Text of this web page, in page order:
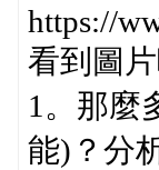
https://
看到圖
1。那麼
能)？分